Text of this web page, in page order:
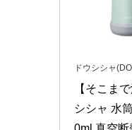
ドウシシャ
【そこま
シシャ 水